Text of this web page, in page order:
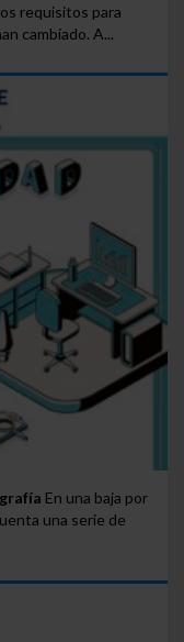
requisitos para
cambiado. A...
En una baja por
una serie de